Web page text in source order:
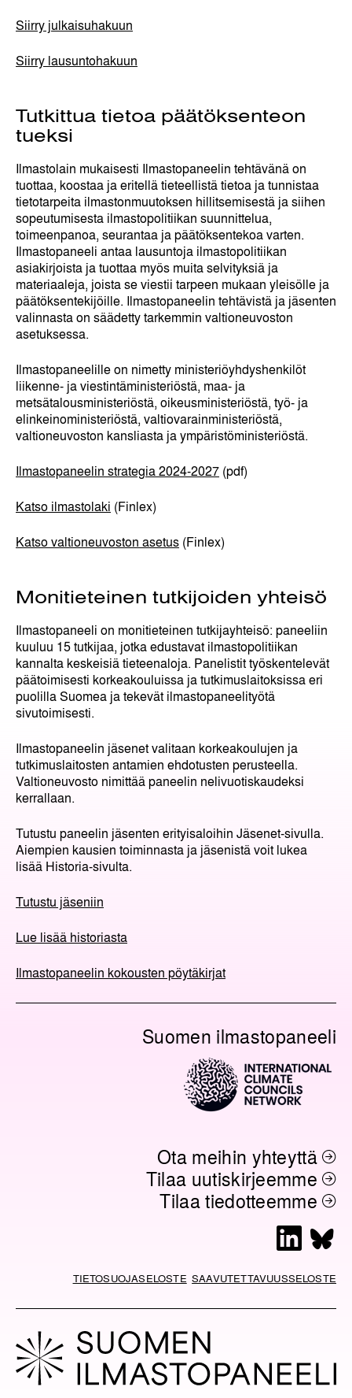
Siirry julkaisuhakuun
Siirry lausuntohakuun
Tutkittua tietoa päätöksenteon
tueksi
Ilmastolain mukaisesti Ilmastopaneelin tehtävänä on
tuottaa, koostaa ja eritellä tieteellistä tietoa ja tunnistaa
tietotarpeita ilmastonmuutoksen hillitsemisestä ja siihen
sopeutumisesta ilmastopolitiikan suunnittelua,
toimeenpanoa, seurantaa ja päätöksentekoa varten.
Ilmastopaneeli antaa lausuntoja ilmastopolitiikan
asiakirjoista ja tuottaa myös muita selvityksiä ja
materiaaleja, joista se viestii tarpeen mukaan yleisölle ja
päätöksentekijöille. Ilmastopaneelin tehtävistä ja jäsenten
valinnasta on säädetty tarkemmin valtioneuvoston
asetuksessa.
Ilmastopaneelille on nimetty ministeriöyhdyshenkilöt
liikenne- ja viestintäministeriöstä, maa- ja
metsätalousministeriöstä, oikeusministeriöstä, työ- ja
elinkeinoministeriöstä, valtiovarainministeriöstä,
valtioneuvoston kansliasta ja ympäristöministeriöstä.
Ilmastopaneelin strategia 2024-2027 (pdf)
Katso ilmastolaki (Finlex)
Katso valtioneuvoston asetus (Finlex)
Monitieteinen tutkijoiden yhteisö
Ilmastopaneeli on monitieteinen tutkijayhteisö: paneeliin
kuuluu 15 tutkijaa, jotka edustavat ilmastopolitiikan
kannalta keskeisiä tieteenaloja. Panelistit työskentelevät
päätoimisesti korkeakouluissa ja tutkimuslaitoksissa eri
puolilla Suomea ja tekevät ilmastopaneelityötä
sivutoimisesti.
Ilmastopaneelin jäsenet valitaan korkeakoulujen ja
tutkimuslaitosten antamien ehdotusten perusteella.
Valtioneuvosto nimittää paneelin nelivuotiskaudeksi
kerrallaan.
Tutustu paneelin jäsenten erityisaloihin Jäsenet-sivulla.
Aiempien kausien toiminnasta ja jäsenistä voit lukea
lisää Historia-sivulta.
Tutustu jäseniin
Lue lisää historiasta
Ilmastopaneelin kokousten pöytäkirjat
Suomen ilmastopaneeli
Ota meihin yhteyttä
Tilaa uutiskirjeemme
Tilaa tiedotteemme
L
n
k
I
n
u
e
y
TIETOSUOJASELOSTE SAAVUTETTAVUUSSELOSTE